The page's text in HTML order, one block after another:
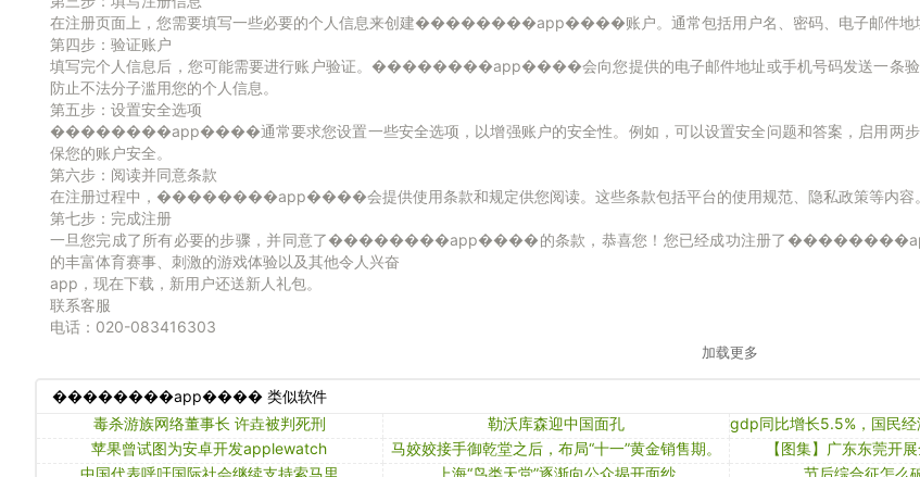
在注册页面上，您需要填写一些必要的个人信息来创建��������app����账户。通常包括用户名、密码、电子邮件地址
第四步：验证账户
填写完个人信息后，您可能需要进行账户验证。��������app����会向您提供的电子邮件地址或手机号码发送一条验证
防止不法分子滥用您的个人信息。
第五步：设置安全选项
��������app����通常要求您设置一些安全选项，以增强账户的安全性。例如，可以设置安全问题和答案，启用两步验
保您的账户安全。
第六步：阅读并同意条款
在注册过程中，��������app����会提供使用条款和规定供您阅读。这些条款包括平台的使用规范、隐私政策等内容。
第七步：完成注册
一旦您完成了所有必要的步骤，并同意了��������app����的条款，恭喜您！您已经成功注册了
的丰富体育赛事、刺激的游戏体验以及其他令人兴奋
app，现在下载，新用户还送新人礼包。
联系客服
电话：020-083416303
加载更多
��������app���� 类似软件
毒杀游族网络董事长 许垚被判死刑
勒沃库森迎中国面孔
苹果曾试图为安卓开发applewatch
马姣姣接手御乾堂之后，布局“十一”黄金销售期。 【图集】广东东莞开
中国代表呼吁国际社会继续支持索马里
上海“鸟类天堂”逐渐向公众揭开面纱 节后综合征怎么